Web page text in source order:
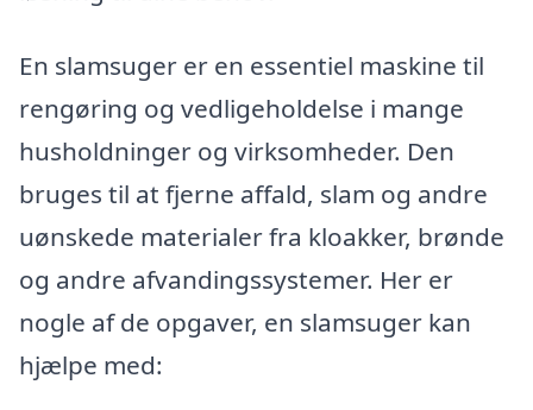
En slamsuger er en essentiel maskine til
rengøring og vedligeholdelse i mange
husholdninger og virksomheder. Den
bruges til at fjerne affald, slam og andre
uønskede materialer fra kloakker, brønde
og andre afvandingssystemer. Her er
nogle af de opgaver, en slamsuger kan
hjælpe med: